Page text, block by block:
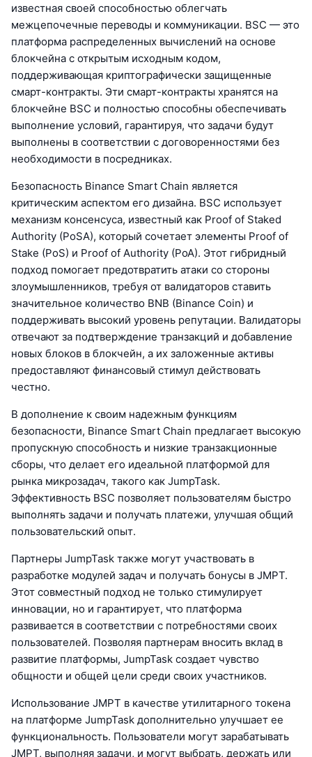
известная своей способностью облегчать
межцепочечные переводы и коммуникации. BSC — это
платформа распределенных вычислений на основе
блокчейна с открытым исходным кодом,
поддерживающая криптографически защищенные
смарт-контракты. Эти смарт-контракты хранятся на
блокчейне BSC и полностью способны обеспечивать
выполнение условий, гарантируя, что задачи будут
выполнены в соответствии с договоренностями без
необходимости в посредниках.
Безопасность Binance Smart Chain является
критическим аспектом его дизайна. BSC использует
механизм консенсуса, известный как Proof of Staked
Authority (PoSA), который сочетает элементы Proof of
Stake (PoS) и Proof of Authority (PoA). Этот гибридный
подход помогает предотвратить атаки со стороны
злоумышленников, требуя от валидаторов ставить
значительное количество BNB (Binance Coin) и
поддерживать высокий уровень репутации. Валидаторы
отвечают за подтверждение транзакций и добавление
новых блоков в блокчейн, а их заложенные активы
предоставляют финансовый стимул действовать
честно.
В дополнение к своим надежным функциям
безопасности, Binance Smart Chain предлагает высокую
пропускную способность и низкие транзакционные
сборы, что делает его идеальной платформой для
рынка микрозадач, такого как JumpTask.
Эффективность BSC позволяет пользователям быстро
выполнять задачи и получать платежи, улучшая общий
пользовательский опыт.
Партнеры JumpTask также могут участвовать в
разработке модулей задач и получать бонусы в JMPT.
Этот совместный подход не только стимулирует
инновации, но и гарантирует, что платформа
развивается в соответствии с потребностями своих
пользователей. Позволяя партнерам вносить вклад в
развитие платформы, JumpTask создает чувство
общности и общей цели среди своих участников.
Использование JMPT в качестве утилитарного токена
на платформе JumpTask дополнительно улучшает ее
функциональность. Пользователи могут зарабатывать
JMPT, выполняя задачи, и могут выбрать, держать или